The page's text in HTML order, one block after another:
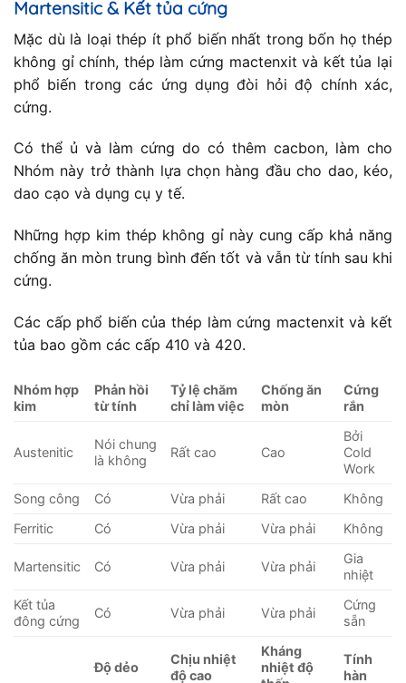
Martensitic & Kết tủa cứng
Mặc dù là loại thép ít phổ biến nhất trong bốn họ thép
không gỉ chính, thép làm cứng mactenxit và kết tủa lại
phổ biến trong các ứng dụng đòi hỏi độ chính xác,
cứng.
Có thể ủ và làm cứng do có thêm cacbon, làm cho
Nhóm này trở thành lựa chọn hàng đầu cho dao, kéo,
dao cạo và dụng cụ y tế.
Những hợp kim thép không gỉ này cung cấp khả năng
chống ăn mòn trung bình đến tốt và vẫn từ tính sau khi
cứng.
Các cấp phổ biến của thép làm cứng mactenxit và kết
tủa bao gồm các cấp 410 và 420.
Nhóm hợp
kim
Phản hồi
từ tính
Tỷ lệ chăm
chỉ làm việc
Chống ăn
mòn
Cứng
rắn
Austenitic
Nói chung
là không
Rất cao Cao
Bởi
Cold
Work
Song công
Có Vừa phải Rất cao
Không
Ferritic
Có Vừa phải Vừa phải Không
Martensitic Có Vừa phải Vừa phải
Gia
nhiệt
Kết tủa
đông cứng
Có Vừa phải Vừa phải
Cứng
sẵn
Độ dẻo
Chịu nhiệt
độ cao
Kháng
nhiệt độ
Tính
hàn